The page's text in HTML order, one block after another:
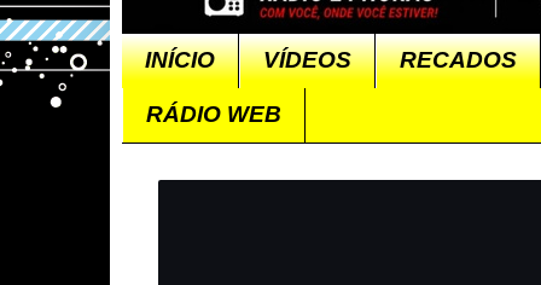
INÍCIO VÍDEOS RECADOS
RÁDIO WEB